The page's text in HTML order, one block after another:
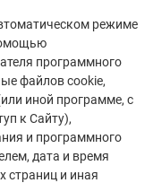
режиме
программного
файлов cookie,
иной программе, с
к Сайту),
и программного
дата и время
страниц и иная